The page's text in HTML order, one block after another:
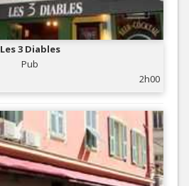
Les 3 Diables
Pub
2h00